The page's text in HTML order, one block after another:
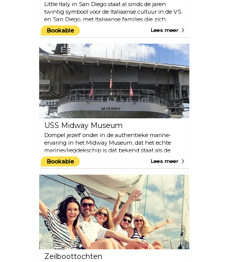
Little Italy in San Diego staat al sinds de jaren
twintig symbool voor de Italiaanse cultuur in de VS
en San Diego, met Italiaanse families die zich
vestigden in het gebied. Tegenwoordig is het een
centrum van activiteit, boordevol levendige
restaurants, ambachtelijke brouwerijen, stedelijke
wijnhuizen en kunstgalerieën, waardoor het de
ultieme bestemming is voor liefhebbers van de
Italiaanse keuken. Bezoekers kunnen genieten van
de wekelijkse Little Italy Mercato, waar elke
zaterdag verschillende plekken zijn afgezet om
verse producten en gastronomische gerechten aan
te bieden. Daarnaast wordt elk jaar in oktober het
Italiaans-Amerikaanse erfgoed van San Diego
geëerd met het bruisende “Little Italy Festa!” festival.
Bookable Lees meer
USS Midway Museum
Dompel jezelf onder in de authentieke marine-
ervaring in het Midway Museum, dat het echte
marinevliegdekschip is dat bekend staat als de
“stad op zee”. Met meer dan 60 exposities en meer
dan 30 vakkundig gerestaureerde vliegtuigen
kunnen bezoekers het schip van 69.000 ton
verkennen en de indrukwekkende geschiedenis
bewonderen. Midway biedt ook een
verscheidenheid aan boeiende activiteiten,
waaronder vluchtsimulatoren, uitwerpstoelen,
rondleidingen over de brug en toegang tot
authentieke cockpits. Als extra bonus was de
Midway ook de originele filmlocatie voor de
iconische film “Top Gun”.
Bookable Lees meer
Zeilboottochten